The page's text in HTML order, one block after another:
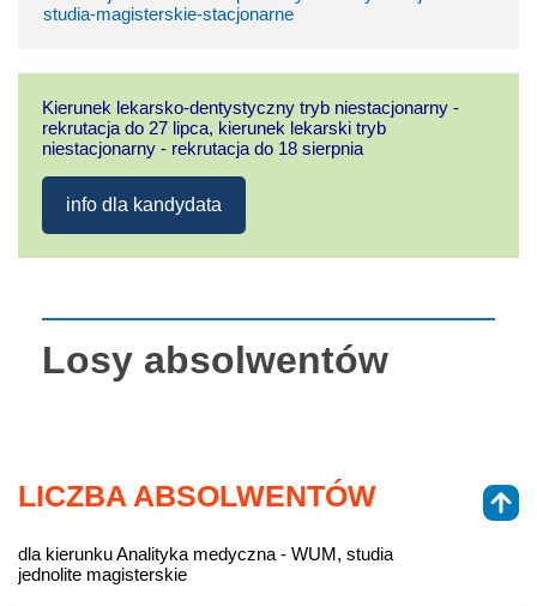
studia-magisterskie-stacjonarne
Kierunek lekarsko-dentystyczny tryb niestacjonarny -
rekrutacja do 27 lipca, kierunek lekarski tryb
niestacjonarny - rekrutacja do 18 sierpnia
info dla kandydata
Losy absolwentów
LICZBA ABSOLWENTÓW
dla kierunku Analityka medyczna - WUM, studia
jednolite magisterskie